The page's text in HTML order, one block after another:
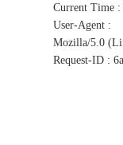
Current Time :
User-Agent :
Mozilla/5.0
Request-ID :